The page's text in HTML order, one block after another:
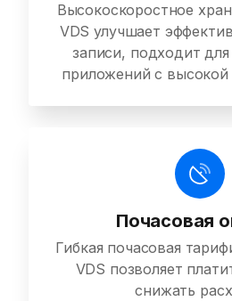
Высокоскоростное
VDS улучшает
записи, подходит
приложений с высокой
Почасовая
Гибкая почасовая
VDS позволяет
снижать